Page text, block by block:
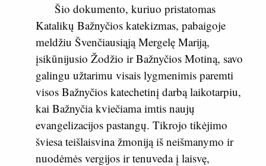
Šio dokumento, kuriuo pristatomas
Katalikų Bažnyčios katekizmas, pabaigoje
meldžiu Švenčiausiąją Mergelę Mariją,
įsikūnijusio Žodžio ir Bažnyčios Motiną, savo
galingu užtarimu visais lygmenimis paremti
visos Bažnyčios katechetinį darbą laikotarpiu,
kai Bažnyčia kviečiama imtis naujų
evangelizacijos pastangų. Tikrojo tikėjimo
šviesa teišlaisvina žmoniją iš neišmanymo ir
nuodėmės vergijos ir tenuveda į laisvę,